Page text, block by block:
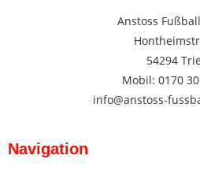
Anstoss
54294
Mobil: 0170
info@anstoss-
Navigation